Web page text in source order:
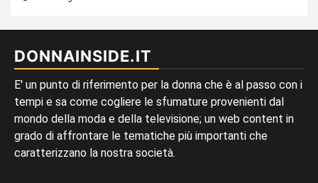
DONNAINSIDE.IT
E' un punto di riferimento per la donna che è al passo con i
tempi e sa come cogliere le sfumature provenienti dal
mondo della moda e della televisione; un web content in
grado di affrontare le tematiche più importanti che
caratterizzano la nostra società.